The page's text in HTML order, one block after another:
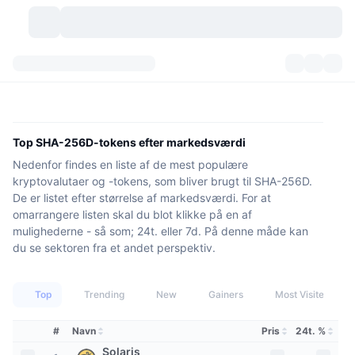
Kategorier
Historiske snapshots
Tokenoplåsninger
Markedsoversigt
Spotmarked
Antal af kryptovalutaer
Signaler New
Trending
Ny
Kryptobørser
Centraliserede børser
Spot
Decentrale børser
Community
Feeds
API
Krypto API
Produkter
Top SHA-256D-tokens efter markedsværdi
Nedenfor findes en liste af de mest populære
kryptovalutaer og -tokens, som bliver brugt til SHA-256D.
De er listet efter størrelse af markedsværdi. For at
omarrangere listen skal du blot klikke på en af
mulighederne - så som; 24t. eller 7d. På denne måde kan
du se sektoren fra et andet perspektiv.
Top Trending New Gainers Most Visited
# Navn Pris 24t. %
Solaris